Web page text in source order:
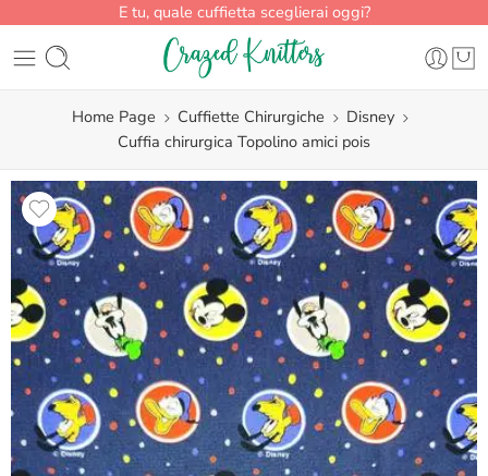
E tu, quale cuffietta sceglierai oggi?
Home Page Cuffiette Chirurgiche
Disney
Cuffia chirurgica Topolino amici pois